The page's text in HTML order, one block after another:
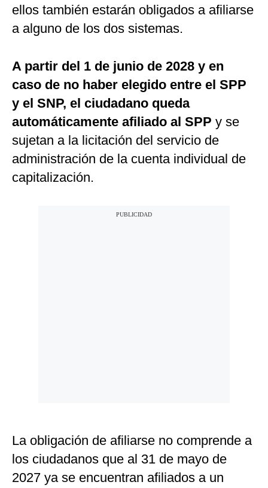
ellos también estarán obligados a afiliarse
a alguno de los dos sistemas.
A partir del 1 de junio de 2028 y en
caso de no haber elegido entre el SPP
y el SNP, el ciudadano queda
automáticamente afiliado al SPP y se
sujetan a la licitación del servicio de
administración de la cuenta individual de
capitalización.
La obligación de afiliarse no comprende a
los ciudadanos que al 31 de mayo de
2027 ya se encuentran afiliados a un